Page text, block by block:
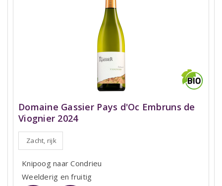
Domaine Gassier Pays d'Oc Embruns de
Viognier 2024
Zacht, rijk
Knipoog naar Condrieu
Weelderig en fruitig